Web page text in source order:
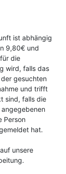
ist abhängig
9,80€ und
die
wird, falls das
gesuchten
und trifft
sind, falls die
Person
hat.
unsere